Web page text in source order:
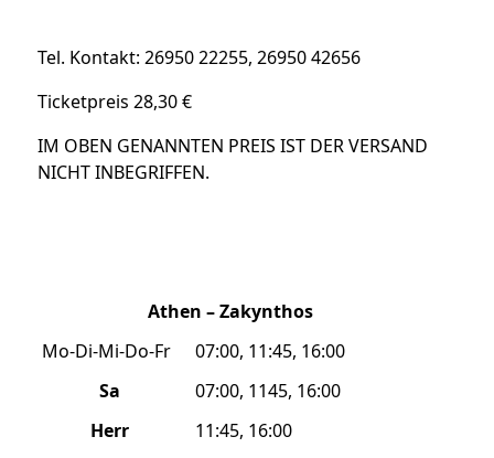
Tel. Kontakt: 26950 22255, 26950 42656
Ticketpreis 28,30 €
IM OBEN GENANNTEN PREIS IST DER VERSAND
NICHT INBEGRIFFEN.
Athen – Zakynthos
Mo-Di-Mi-Do-Fr
07:00, 11:45, 16:00
Sa
07:00, 1145, 16:00
Herr
11:45, 16:00